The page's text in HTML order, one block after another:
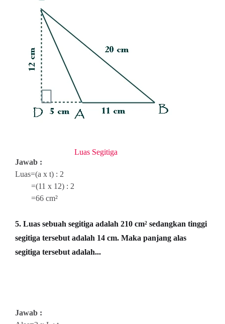
Luas Segitiga
Jawab :
Luas=(a x t) : 2
=(11 x 12) : 2
=66 cm²
5. Luas sebuah segitiga adalah 210 cm² sedangkan tinggi
segitiga tersebut adalah 14 cm. Maka panjang alas
segitiga tersebut adalah...
Jawab :